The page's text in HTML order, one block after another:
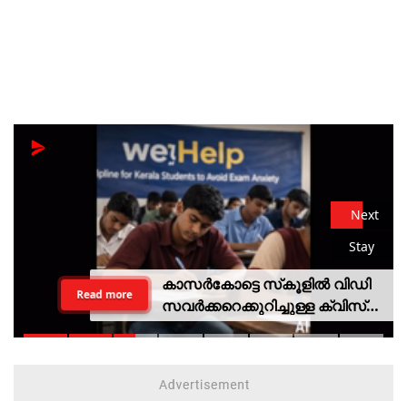
Next
Stay
കാസര്‍കോട്ടെ സ്‌കൂളില്‍ വിഡി
സവര്‍ക്കറെക്കുറിച്ചുള്ള ക്വിസ്
മത്സരം; അന്വേഷണത്തിന്
Read more